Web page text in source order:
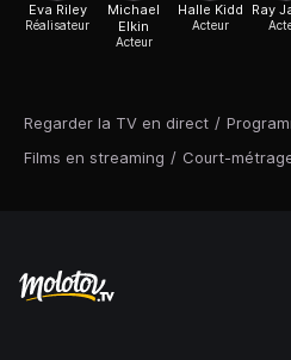
Regarder la TV en direct /
Films en streaming / Court-
Eva Riley
Réalisateur
Michael
Elkin
Acteur
Halle Kidd
Acteur
Ray